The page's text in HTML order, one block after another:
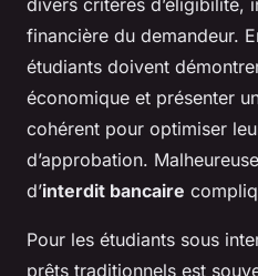
financière du demandeur.
étudiants doivent
économique et présenter
cohérent pour optimiser
d’approbation.
d’interdit bancaire
Pour les étudiants sous
prêts traditionnels est